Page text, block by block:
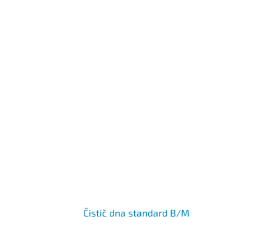
Čistič dna standard B/M